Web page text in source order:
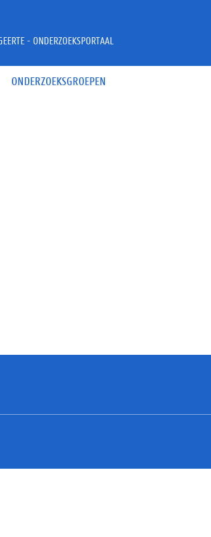
ONDERZOEKSGROEPEN
- ONDERZOEKSPORTAAL